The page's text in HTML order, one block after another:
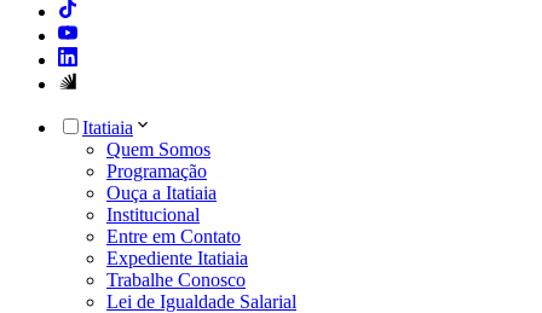
Itatiaia
Quem Somos
Programação
Ouça a Itatiaia
Institucional
Entre em Contato
Expediente Itatiaia
Trabalhe Conosco
Lei de Igualdade Salarial